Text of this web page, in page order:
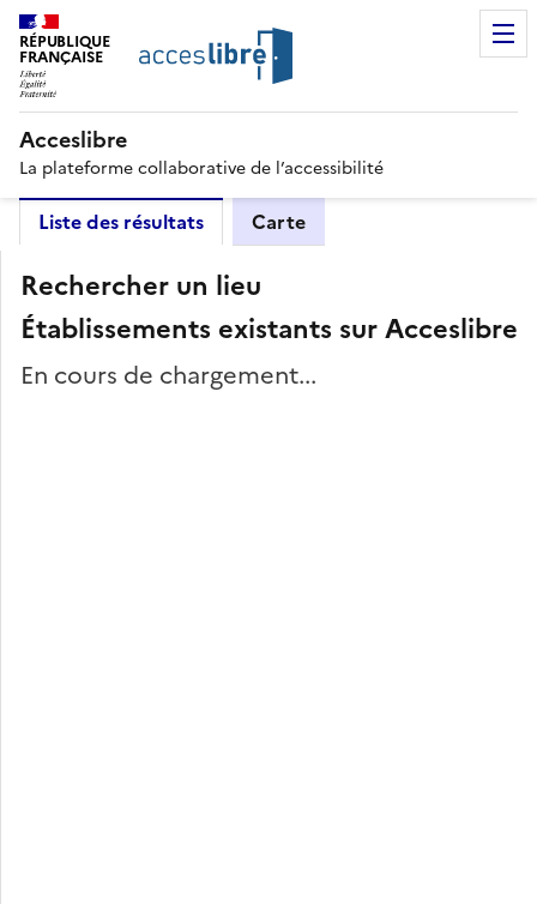
RÉPUBLIQUE
FRANÇAISE
Acceslibre
La plateforme collaborative de l’accessibilité
Liste des résultats Carte
Rechercher un lieu
Établissements existants sur Acceslibre
En cours de chargement...